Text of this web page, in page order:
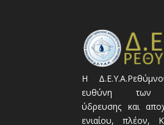
Η
ευθύνη των
ύδρευσης και
ενιαίου, πλέον,